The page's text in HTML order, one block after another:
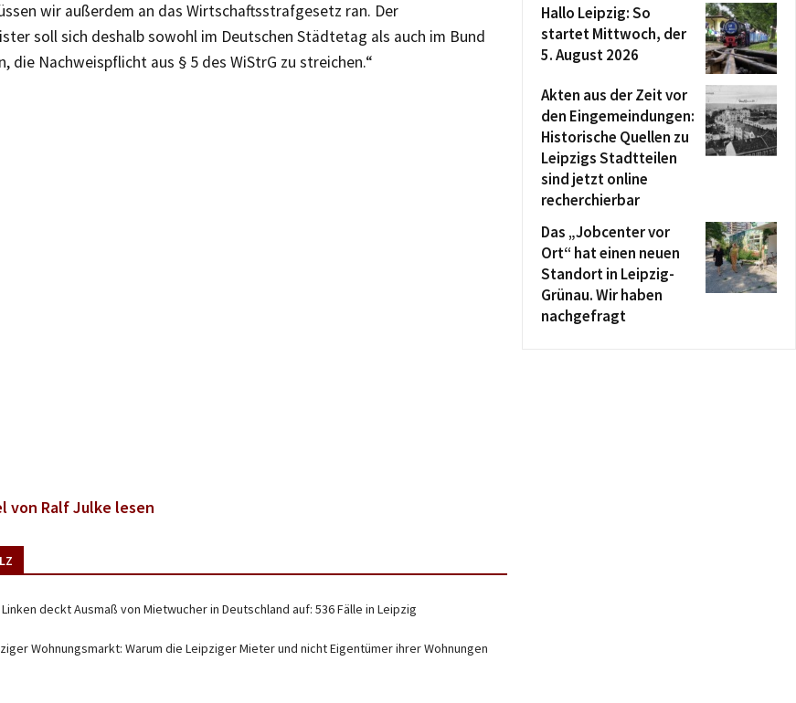
wir außerdem an das Wirtschaftsstrafgesetz ran. Der
soll sich deshalb sowohl im Deutschen Städtetag als auch im Bund
die Nachweispflicht aus § 5 des WiStrG zu streichen.“
von Ralf Julke lesen
deckt Ausmaß von Mietwucher in Deutschland auf: 536 Fälle in Leipzig
Wohnungsmarkt: Warum die Leipziger Mieter und nicht Eigentümer ihrer Wohnungen
Hallo Leipzig: So
startet Mittwoch, der
5. August 2026
Akten aus der Zeit vor
den Eingemeindungen:
Historische Quellen zu
Leipzigs Stadtteilen
sind jetzt online
recherchierbar
Das „Jobcenter vor
Ort“ hat einen neuen
Standort in Leipzig-
Grünau. Wir haben
nachgefragt